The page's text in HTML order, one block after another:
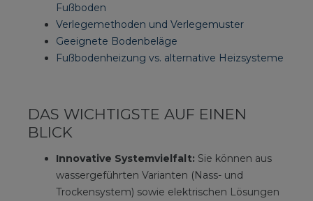
Fußboden
Verlegemethoden und Verlegemuster
Geeignete Bodenbeläge
Fußbodenheizung vs. alternative Heizsysteme
DAS WICHTIGSTE AUF EINEN
BLICK
Innovative Systemvielfalt: Sie können aus
wassergeführten Varianten (Nass- und
Trockensystem) sowie elektrischen Lösungen